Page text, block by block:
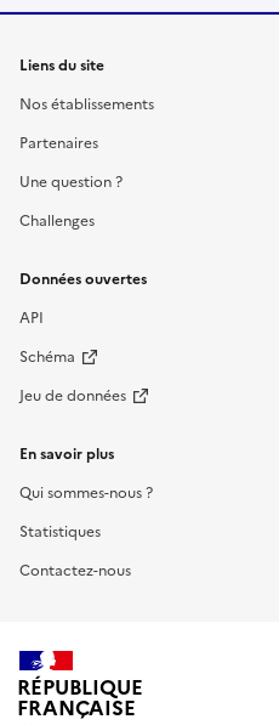
Liens du site
Nos établissements
Partenaires
Une question ?
Challenges
Données ouvertes
API
Schéma
Jeu de données
En savoir plus
Qui sommes-nous ?
Statistiques
Contactez-nous
RÉPUBLIQUE
FRANÇAISE